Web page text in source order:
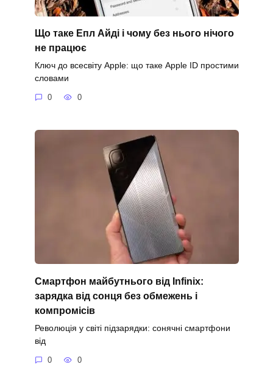
Що таке Епл Айді і чому без нього нічого
не працює
Ключ до всесвіту Apple: що таке Apple ID простими
словами
0 0
Смартфон майбутнього від Infinix:
зарядка від сонця без обмежень і
компромісів
Революція у світі підзарядки: сонячні смартфони
від
0 0